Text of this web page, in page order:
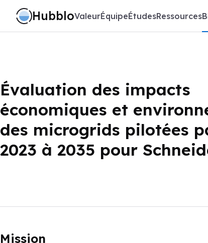
HubbloValeurÉquipeÉtudesRessources
Évaluation des impacts
économiques et
des microgrids pilotées
2023 à 2035 pour
Mission